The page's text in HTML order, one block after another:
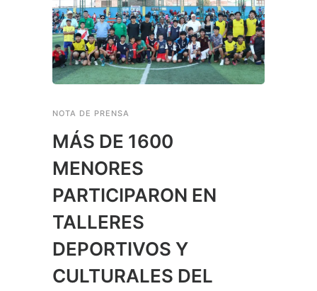
NOTA DE PRENSA
MÁS DE 1600
MENORES
PARTICIPARON EN
TALLERES
DEPORTIVOS Y
CULTURALES DEL